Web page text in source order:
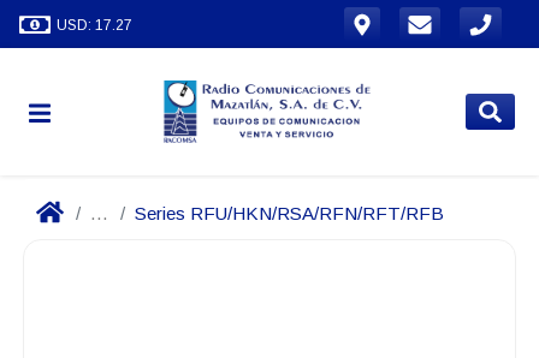
USD: 17.27
... Series RFU/HKN/RSA/RFN/RFT/RFB